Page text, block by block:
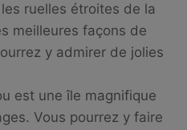
ruelles étroites de la
meilleures façons de
y admirer de jolies
est une île magnifique
Vous pourrez y faire